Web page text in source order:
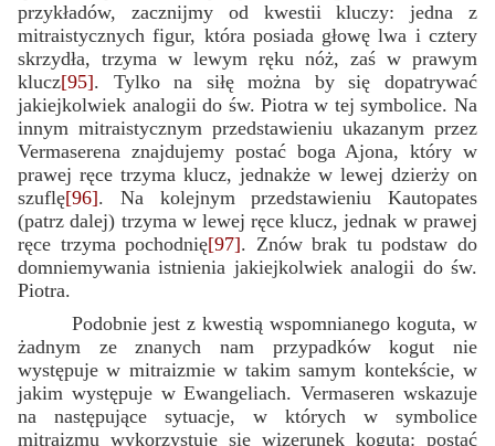
przykładów, zacznijmy od kwestii kluczy: jedna z
mitraistycznych figur, która posiada głowę lwa i cztery
skrzydła, trzyma w lewym ręku nóż, zaś w prawym
klucz[95]. Tylko na siłę można by się dopatrywać
jakiejkolwiek analogii do św. Piotra w tej symbolice. Na
innym mitraistycznym przedstawieniu ukazanym przez
Vermaserena znajdujemy postać boga Ajona, który w
prawej ręce trzyma klucz, jednakże w lewej dzierży on
szuflę[96]. Na kolejnym przedstawieniu Kautopates
(patrz dalej) trzyma w lewej ręce klucz, jednak w prawej
ręce trzyma pochodnię[97]. Znów brak tu podstaw do
domniemywania istnienia jakiejkolwiek analogii do św.
Piotra.
Podobnie jest z kwestią wspomnianego koguta, w
żadnym ze znanych nam przypadków kogut nie
występuje w mitraizmie w takim samym kontekście, w
jakim występuje w Ewangeliach. Vermaseren wskazuje
na następujące sytuacje, w których w symbolice
mitraizmu wykorzystuje się wizerunek koguta: postać